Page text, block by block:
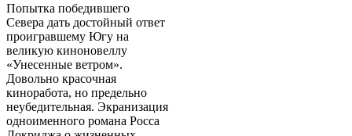
Попытка победившего
Севера дать достойный ответ
проигравшему Югу на
великую киноновеллу
«Унесенные ветром».
Довольно красочная
киноработа, но предельно
неубедительная. Экранизация
одноименного романа Росса